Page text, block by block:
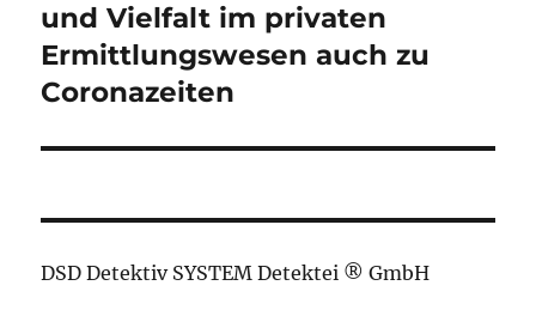
Beitrag:
und Vielfalt im privaten
Ermittlungswesen auch zu
Coronazeiten
DSD Detektiv SYSTEM Detektei ® GmbH